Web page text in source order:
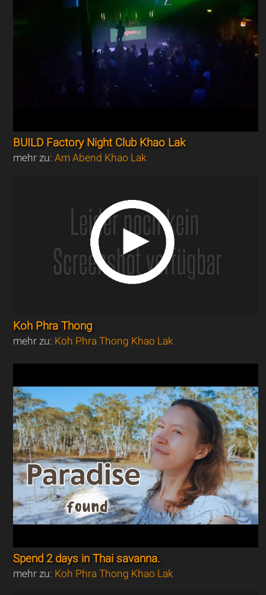
BUILD Factory Night Club Khao Lak
mehr zu:Am Abend Khao Lak
Koh Phra Thong
mehr zu: Koh Phra Thong Khao Lak
Spend 2 days in Thai savanna.
mehr zu: Koh Phra Thong Khao Lak